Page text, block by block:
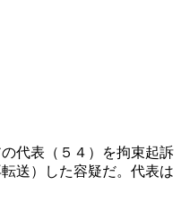
代表（５４）を拘束起訴
送）した容疑だ。代表は